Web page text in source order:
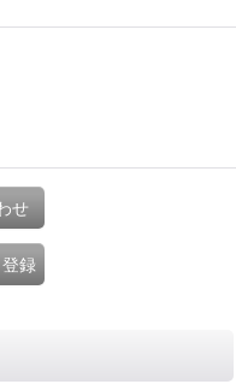
せ
録